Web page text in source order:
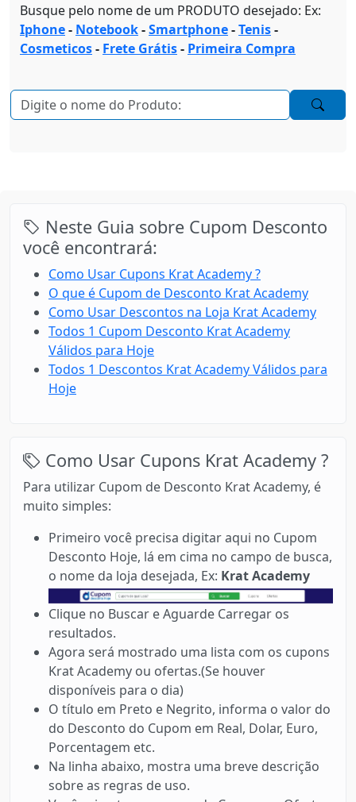
Busque pelo nome de um PRODUTO desejado: Ex:
Iphone- Notebook-Smartphone-Tenis-
Cosmeticos- Frete Grátis- Primeira Compra
Neste Guia sobre Cupom Desconto
você encontrará:
Como Usar Cupons Krat Academy ?
O que é Cupom de Desconto Krat Academy
Como Usar Descontos na Loja Krat Academy
Todos 1 Cupom Desconto Krat Academy
Válidos para Hoje
Todos 1 Descontos Krat Academy Válidos para
Hoje
Como Usar Cupons Krat Academy ?
Para utilizar Cupom de Desconto Krat Academy, é
muito simples:
Primeiro você precisa digitar aqui no Cupom
Desconto Hoje, lá em cima no campo de busca,
o nome da loja desejada, Ex: Krat Academy
Clique no Buscar e Aguarde Carregar os
resultados.
Agora será mostrado uma lista com os cupons
Krat Academy ou ofertas.(Se houver
disponíveis para o dia)
O título em Preto e Negrito, informa o valor do
do Desconto do Cupom em Real, Dolar, Euro,
Porcentagem etc.
Na linha abaixo, mostra uma breve descrição
sobre as regras de uso.